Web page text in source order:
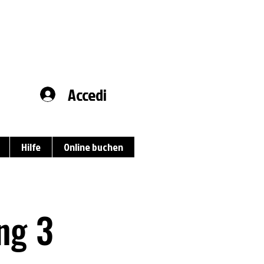
Accedi
Hilfe Online buchen
3